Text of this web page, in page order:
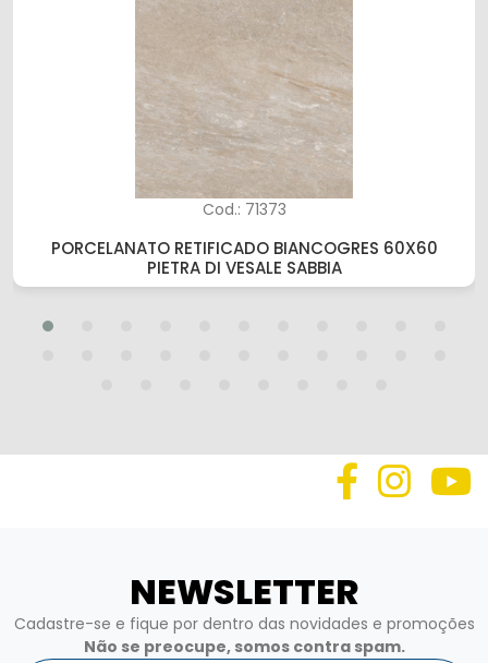
Cod.: 71373
PORCELANATO RETIFICADO BIANCOGRES 60X60
PIETRA DI VESALE SABBIA
NEWSLETTER
Cadastre-se e fique por dentro das novidades e promoções
Não se preocupe, somos contra spam.